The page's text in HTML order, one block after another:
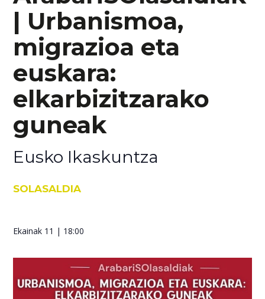
| Urbanismoa,
migrazioa eta
euskara:
elkarbizitzarako
guneak
Eusko Ikaskuntza
SOLASALDIA
Ekainak 11 | 18:00